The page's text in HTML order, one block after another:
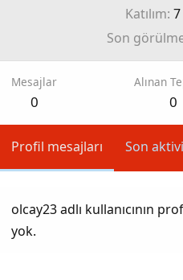
Katılım
Son
Mesajlar
0
Alınan
0
Profil mesajları Son
olcay23 adlı kullanıcının
yok.